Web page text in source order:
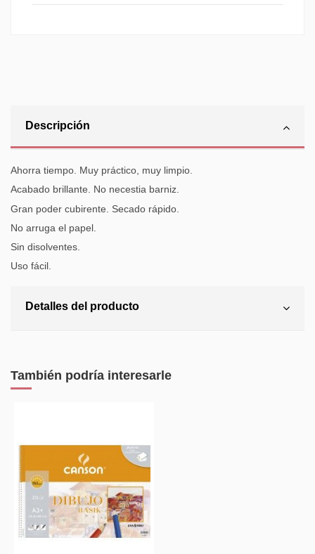
Descripción
Ahorra tiempo. Muy práctico, muy limpio.
Acabado brillante. No necestia barniz.
Gran poder cubirente. Secado rápido.
No arruga el papel.
Sin disolventes.
Uso fácil.
Detalles del producto
También podría interesarle